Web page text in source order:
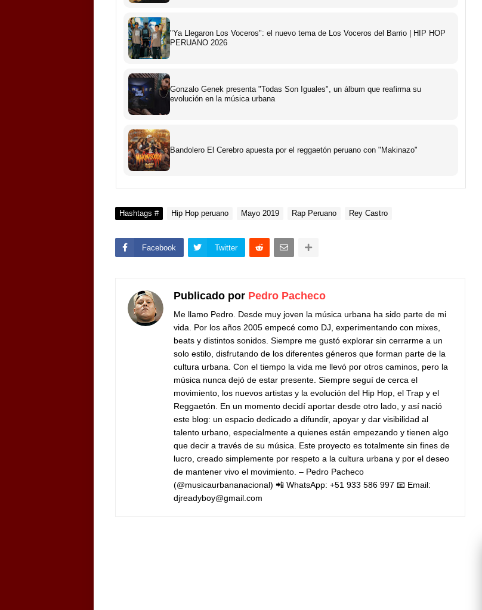
"Ya Llegaron Los Voceros": el nuevo tema de Los Voceros del Barrio | HIP HOP
PERUANO 2026
Gonzalo Genek presenta "Todas Son Iguales", un álbum que reafirma su
evolución en la música urbana
Bandolero El Cerebro apuesta por el reggaetón peruano con "Makinazo"
Hashtags # Hip Hop peruano Mayo 2019 Rap Peruano Rey Castro
Facebook Twitter
Publicado por Pedro Pacheco
Me llamo Pedro. Desde muy joven la música urbana ha sido parte de mi
vida. Por los años 2005 empecé como DJ, experimentando con mixes,
beats y distintos sonidos. Siempre me gustó explorar sin cerrarme a un
solo estilo, disfrutando de los diferentes géneros que forman parte de la
cultura urbana. Con el tiempo la vida me llevó por otros caminos, pero la
música nunca dejó de estar presente. Siempre seguí de cerca el
movimiento, los nuevos artistas y la evolución del Hip Hop, el Trap y el
Reggaetón. En un momento decidí aportar desde otro lado, y así nació
este blog: un espacio dedicado a difundir, apoyar y dar visibilidad al
talento urbano, especialmente a quienes están empezando y tienen algo
que decir a través de su música. Este proyecto es totalmente sin fines de
lucro, creado simplemente por respeto a la cultura urbana y por el deseo
de mantener vivo el movimiento. – Pedro Pacheco
(@musicaurbananacional) 📲 WhatsApp: +51 933 586 997 📧 Email:
djreadyboy@gmail.com